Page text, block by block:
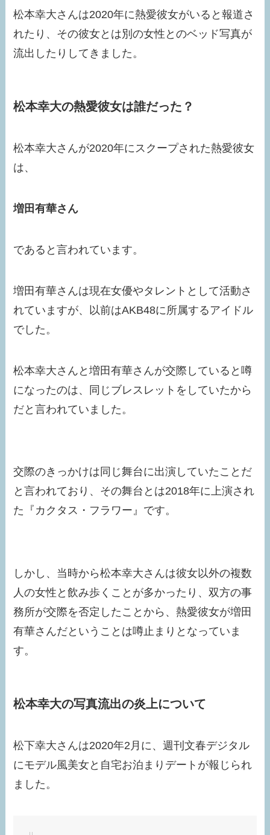
松本幸大さんは2020年に熱愛彼女がいると報道さ
れたり、その彼女とは別の女性とのベッド写真が
流出したりしてきました。
松本幸大の熱愛彼女は誰だった？
松本幸大さんが2020年にスクープされた熱愛彼女
は、
増田有華さん
であると言われています。
増田有華さんは現在女優やタレントとして活動さ
れていますが、以前はAKB48に所属するアイドル
でした。
松本幸大さんと増田有華さんが交際していると噂
になったのは、同じブレスレットをしていたから
だと言われていました。
交際のきっかけは同じ舞台に出演していたことだ
と言われており、その舞台とは2018年に上演され
た『カクタス・フラワー』です。
しかし、当時から松本幸大さんは彼女以外の複数
人の女性と飲み歩くことが多かったり、双方の事
務所が交際を否定したことから、熱愛彼女が増田
有華さんだということは噂止まりとなっていま
す。
松本幸大の写真流出の炎上について
松下幸大さんは2020年2月に、週刊文春デジタル
にモデル風美女と自宅お泊まりデートが報じられ
ました。